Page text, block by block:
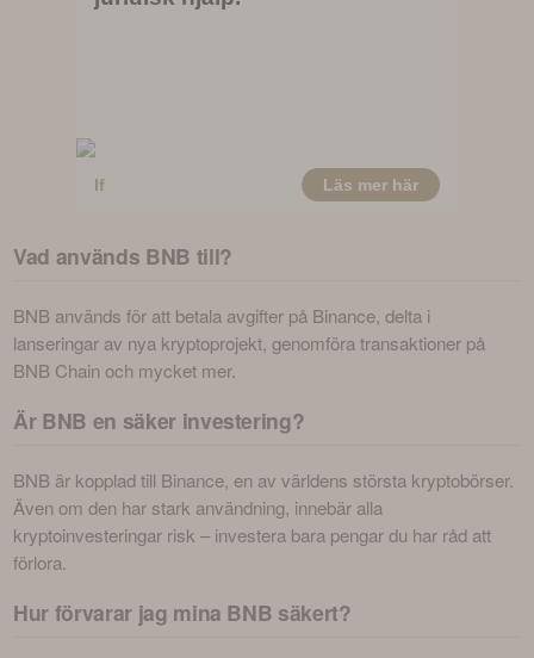
Vad används BNB till?
BNB används för att betala avgifter på Binance, delta i
lanseringar av nya kryptoprojekt, genomföra transaktioner på
BNB Chain och mycket mer.
Är BNB en säker investering?
BNB är kopplad till Binance, en av världens största kryptobörser.
Även om den har stark användning, innebär alla
kryptoinvesteringar risk – investera bara pengar du har råd att
förlora.
Hur förvarar jag mina BNB säkert?